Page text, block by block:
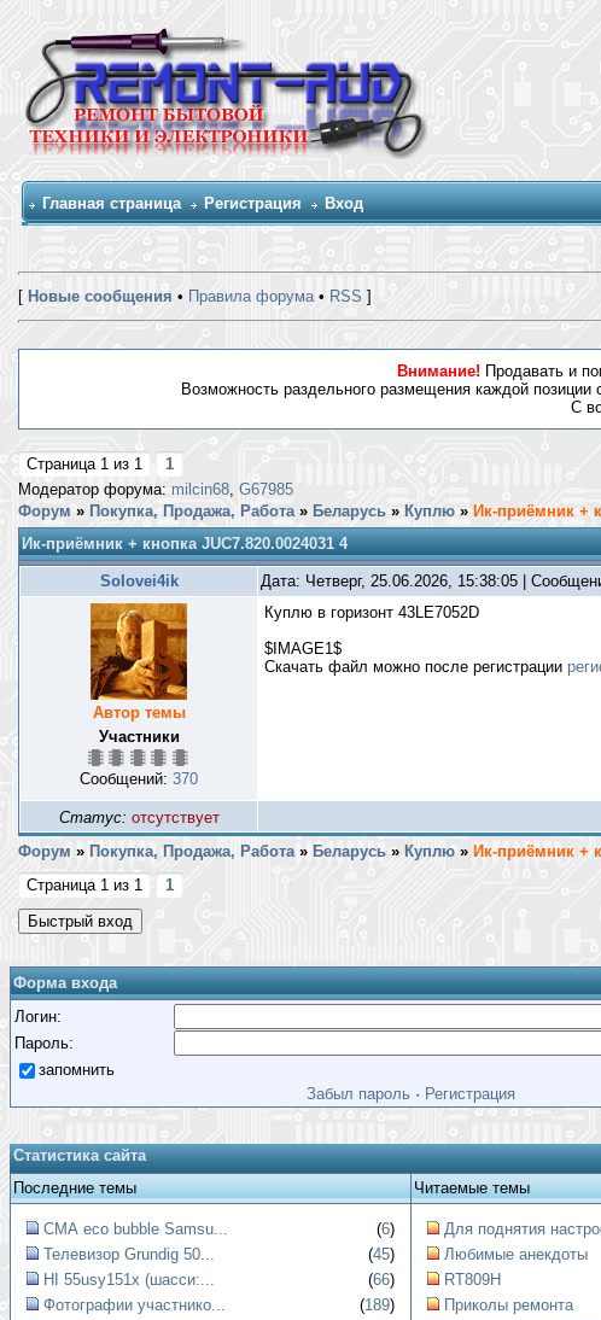
Главная страница Регистрация Вход
[ Новые сообщения • Правила форума• RSS ]
Внимание! Продавать и
Возможность раздельного размещения каждой
С
Страница 1 из 1
1
Модератор форума: milcin68, G67985
Форум » Покупка, Продажа, Работа » Беларусь » Куплю » Ик-приёмник +
Ик-приёмник + кнопка JUC7.820.0024031 4
Solovei4ik Дата: Четверг, 25.06.2026, 15:38:05 |
Автор темы
Участники
Сообщений: 370
Куплю в горизонт 43LE7052D
$IMAGE1$
Скачать файл можно после регистрации
Статус: отсутствует
Форум » Покупка, Продажа, Работа » Беларусь » Куплю » Ик-приёмник +
Страница 1 из 1
1
Форма входа
Логин:
Пароль:
запомнить
Забыл пароль · Регистрация
Статистика сайта
Последние темы
Читаемые темы
СМА eco bubble Samsu... (6)
Телевизор Grundig 50...
(45)
HI 55usy151x (шасси:...
(66)
Фотографии участнико...
(189)
Для поднятия
Любимые анекдоты
RT809H
Приколы ремонта